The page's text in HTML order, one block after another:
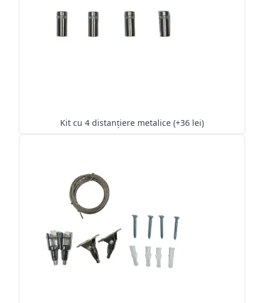
Kit cu 4 distanțiere metalice (+36 lei)